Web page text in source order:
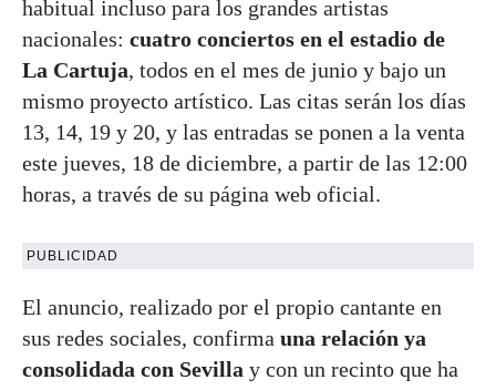
habitual incluso para los grandes artistas
nacionales: cuatro conciertos en el estadio de
La Cartuja, todos en el mes de junio y bajo un
mismo proyecto artístico. Las citas serán los días
13, 14, 19 y 20, y las entradas se ponen a la venta
este jueves, 18 de diciembre, a partir de las 12:00
horas, a través de su página web oficial.
PUBLICIDAD
El anuncio, realizado por el propio cantante en
sus redes sociales, confirma una relación ya
consolidada con Sevilla y con un recinto que ha